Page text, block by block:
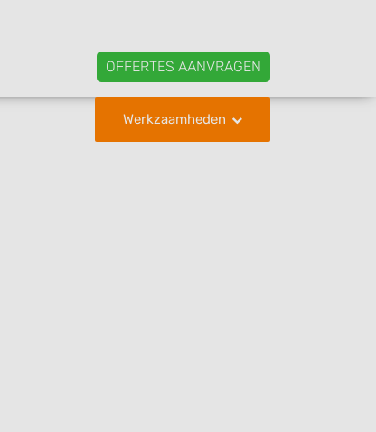
OFFERTES AANVRAGEN
Werkzaamheden